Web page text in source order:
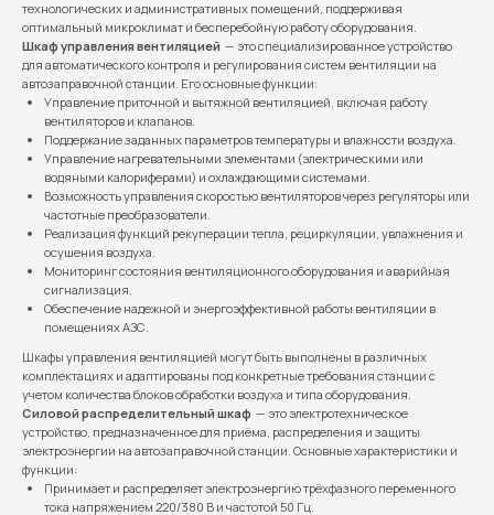
технологических и административных помещений, поддерживая
оптимальный микроклимат и бесперебойную работу оборудования.
Шкаф управления вентиляцией — это специализированное устройство
для автоматического контроля и регулирования систем вентиляции на
автозаправочной станции. Его основные функции:
Управление приточной и вытяжной вентиляцией, включая работу
вентиляторов и клапанов.
Поддержание заданных параметров температуры и влажности воздуха.
Управление нагревательными элементами (электрическими или
водяными калориферами) и охлаждающими системами.
Возможность управления скоростью вентиляторов через регуляторы или
частотные преобразователи.
Реализация функций рекуперации тепла, рециркуляции, увлажнения и
осушения воздуха.
Мониторинг состояния вентиляционного оборудования и аварийная
сигнализация.
Обеспечение надежной и энергоэффективной работы вентиляции в
помещениях АЗС.
Шкафы управления вентиляцией могут быть выполнены в различных
комплектациях и адаптированы под конкретные требования станции с
учетом количества блоков обработки воздуха и типа оборудования.
Силовой распределительный шкаф — это электротехническое
устройство, предназначенное для приёма, распределения и защиты
электроэнергии на автозаправочной станции. Основные характеристики и
функции:
Принимает и распределяет электроэнергию трёхфазного переменного
тока напряжением 220/380 В и частотой 50 Гц.